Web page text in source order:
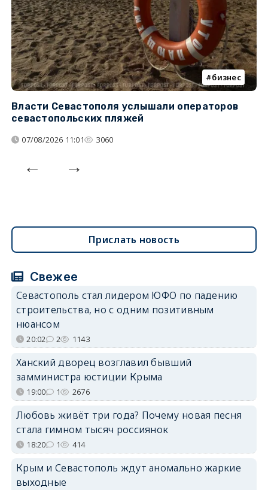
бизнес
Власти Севастополя услышали операторов
севастопольских пляжей
07/08/2026 11:01 3060
Прислать новость
Свежее
Севастополь стал лидером ЮФО по падению
строительства, но с одним позитивным
нюансом
20:02 2 1143
Ханский дворец возглавил бывший
замминистра юстиции Крыма
19:00 1 2676
Любовь живёт три года? Почему новая песня
стала гимном тысяч россиянок
18:20 1 414
Крым и Севастополь ждут аномально жаркие
выходные